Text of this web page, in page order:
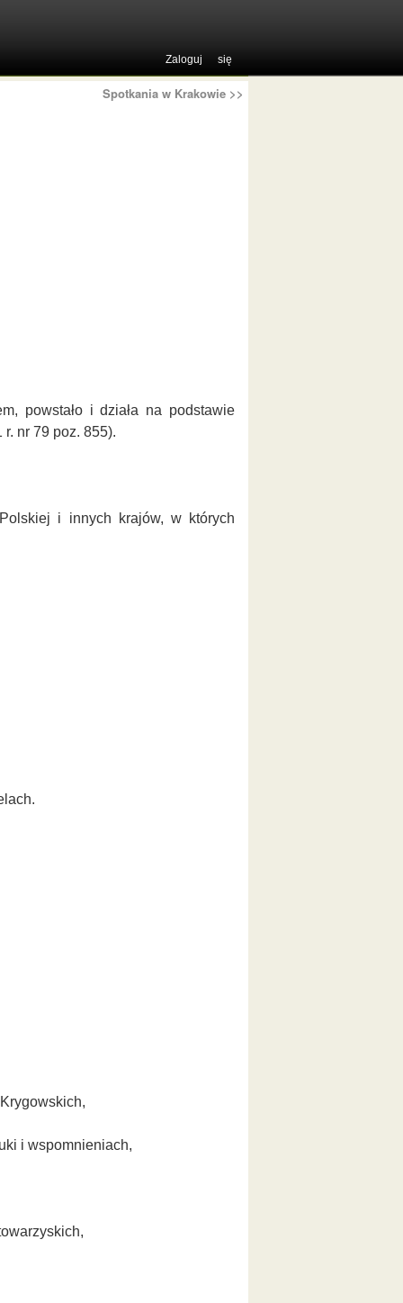
Zaloguj się
Spotkania w Krakowie >>
powstało i działa na podstawie
nr 79 poz. 855).
i innych krajów, w których
i wspomnieniach,